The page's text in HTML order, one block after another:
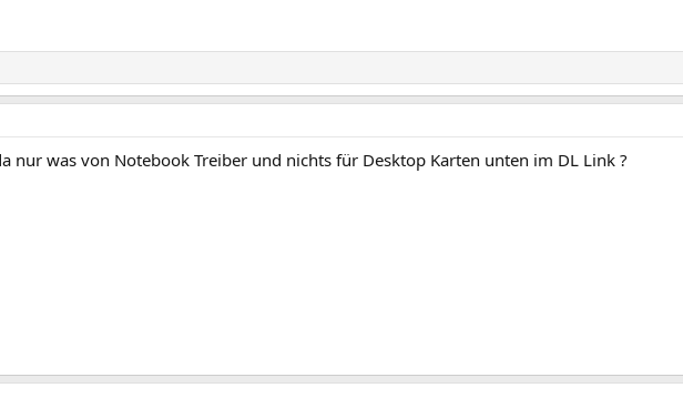
nur was von Notebook Treiber und nichts für Desktop Karten unten im DL Link ?